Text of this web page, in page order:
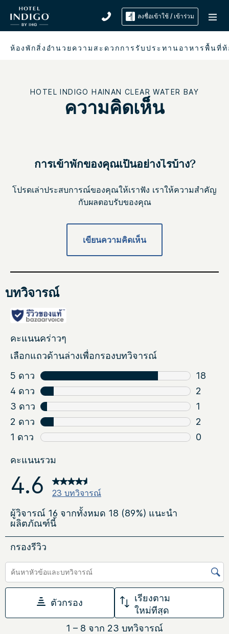
ลงชื่อเข้าใช้ / เข้าร่วม
ห้องพักสิ่งอำนวยความสะดวกการรับประทานอาหารพื้นที่ท้
HOTEL INDIGO HAINAN CLEAR WATER BAY
ความคิดเห็น
การเข้าพักของคุณเป็นอย่างไรบ้าง?
โปรดเล่าประสบการณ์ของคุณให้เราฟัง เราให้ความสำคัญ
กับผลตอบรับของคุณ
เขียนความคิดเห็น